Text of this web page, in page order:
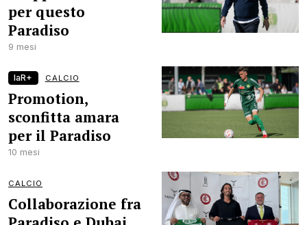
per questo
Paradiso
9 mesi
laR+ CALCIO
Promotion,
sconfitta amara
per il Paradiso
10 mesi
CALCIO
Collaborazione fra